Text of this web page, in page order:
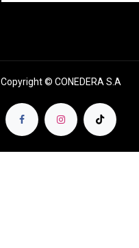
Copyright © CONEDERA S.A